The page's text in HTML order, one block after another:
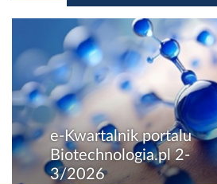
e-Kwartalnik portalu
Biotechnologia.pl 2-
3/2026